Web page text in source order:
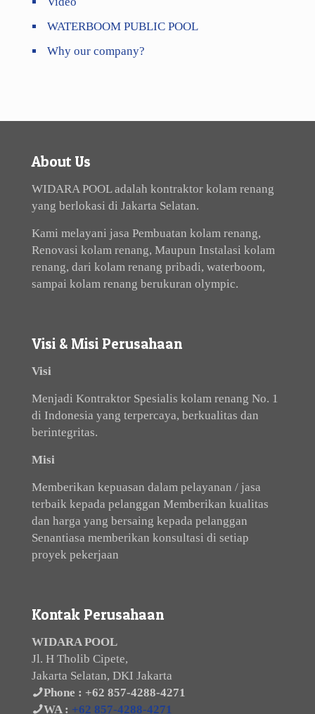
WATERBOOM PUBLIC POOL
Why our company?
About Us
WIDARA POOL adalah kontraktor kolam renang
yang berlokasi di Jakarta Selatan.
Kami melayani jasa Pembuatan kolam renang,
Renovasi kolam renang, Maupun Instalasi kolam
renang, dari kolam renang pribadi, waterboom,
sampai kolam renang berukuran olympic.
Visi & Misi Perusahaan
Visi
Menjadi Kontraktor Spesialis kolam renang No. 1
di Indonesia yang terpercaya, berkualitas dan
berintegritas.
Misi
Memberikan kepuasan dalam pelayanan / jasa
terbaik kepada pelanggan Memberikan kualitas
dan harga yang bersaing kepada pelanggan
Senantiasa memberikan konsultasi di setiap
proyek pekerjaan
Kontak Perusahaan
WIDARA POOL
Jl. H Tholib Cipete,
Jakarta Selatan, DKI Jakarta
Phone : +62 857-4288-4271
WA : +62 857-4288-4271